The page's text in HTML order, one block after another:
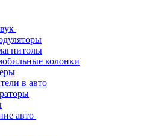
колонки
в авто
авто